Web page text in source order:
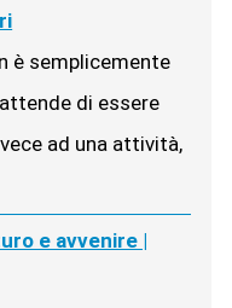
è semplicemente
di essere
ad una attività,
e avvenire |